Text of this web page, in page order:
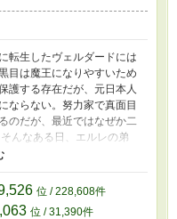
転生したヴェルダードには
目は魔王になりやすいため
護する存在だが、元日本人
ならない。努力家で真面目
のだが、最近ではなぜか二
んなある日、エルレの弟
。不安を感じたヴェルダー
黒髪黒目平凡の魔力チー
な方はご注意ください
位 / 228,608件
位 / 31,390件